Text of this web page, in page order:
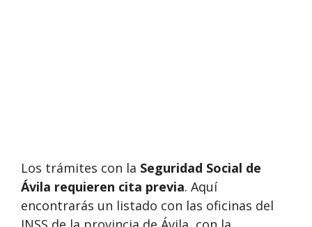
Los trámites con la Seguridad Social de
Ávila requieren cita previa. Aquí
encontrarás un listado con las oficinas del